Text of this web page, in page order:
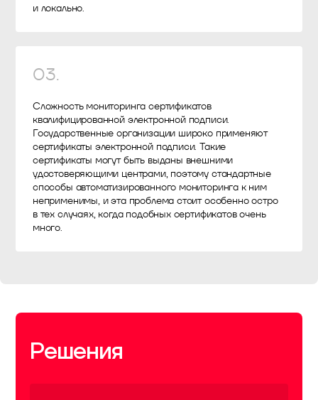
и локально.
03.
Сложность мониторинга сертификатов
квалифицированной электронной подписи.
Государственные организации широко применяют
сертификаты электронной подписи. Такие
сертификаты могут быть выданы внешними
удостоверяющими центрами, поэтому стандартные
способы автоматизированного мониторинга к ним
неприменимы, и эта проблема стоит особенно остро
в тех случаях, когда подобных сертификатов очень
много.
Решения